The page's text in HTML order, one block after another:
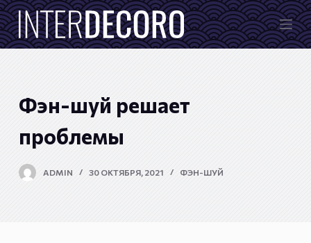
П
е
р
у
Фэн-шуй решает
проблемы
ADMIN 30 ОКТЯБРЯ, 2021 ФЭН-ШУЙ